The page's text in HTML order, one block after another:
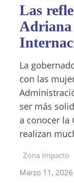
Las
Adriana
La
con las
ser más
a conocer la
realizan
Zona Impacto
Marzo 11, 2026